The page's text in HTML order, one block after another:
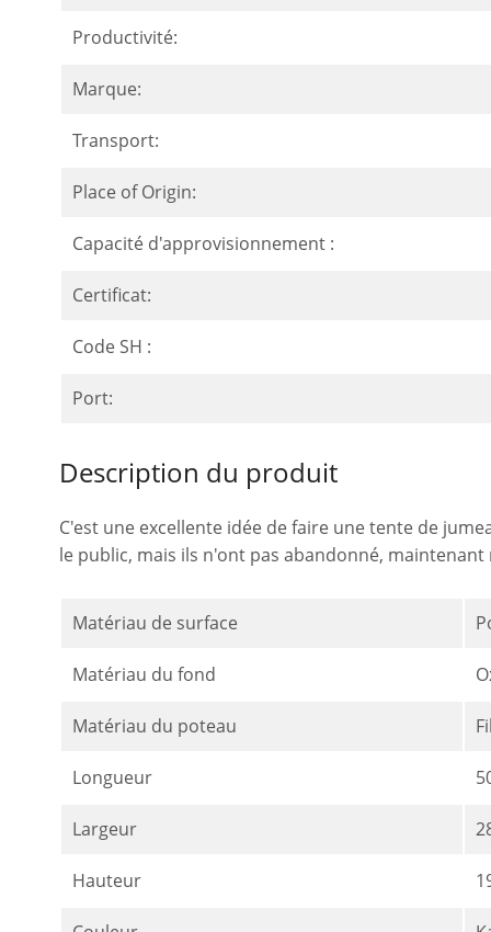
Productivité:
Marque:
Transport:
Place of Origin:
Capacité d'approvisionnement :
Certificat:
Code SH :
Port:
Description du produit
C'est une excellente idée de faire une tente de
le public, mais ils n'ont pas abandonné,
Matériau de surface
Matériau du fond
Matériau du poteau
Longueur
Largeur
Hauteur